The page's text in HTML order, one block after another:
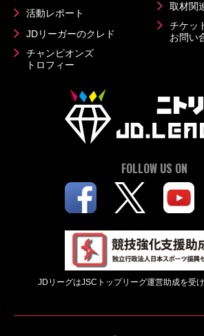
活動レポート
JDリーガーのクレド
チャンピオンズ
トロフィー
取材関
チケッ
お問い
FOLLOW US ON
JDリーグはJSCトップリーグ運営助成を受